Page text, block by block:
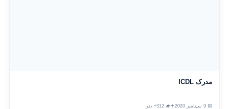
مدرک ICDL
👨‍🎓 312+ نفر